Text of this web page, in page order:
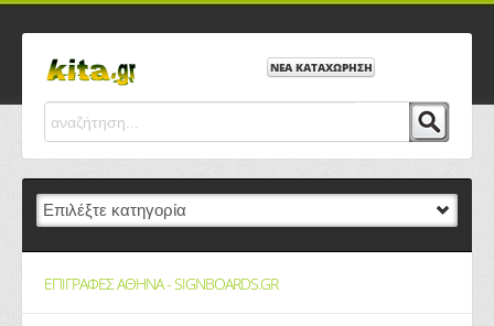
ΝΕΑ ΚΑΤΑΧΩΡΗΣΗ
EΠΙΓΡΑΦΕΣ ΑΘΗΝΑ - SIGNBOARDS.GR